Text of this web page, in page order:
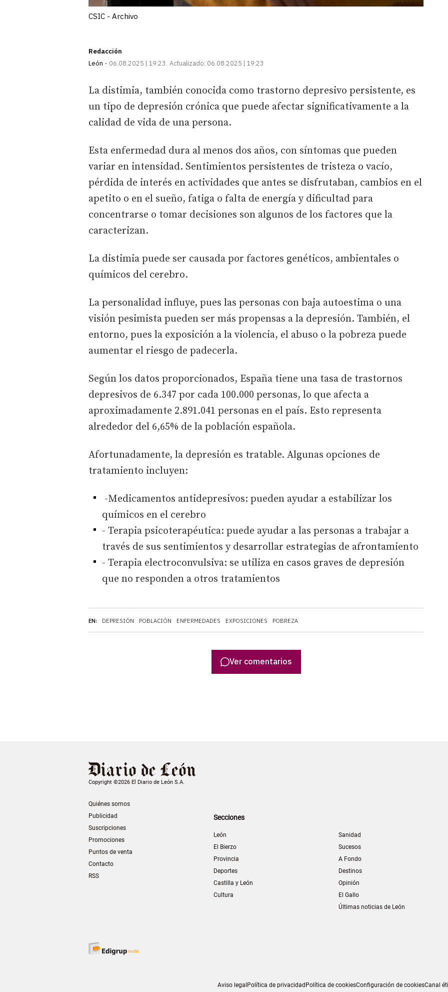
CSIC - Archivo
Redacción
León
06.08.2025 | 19:23 Actualizado: 06.08.2025 | 19:23
EN: DEPRESIÓN POBLACIÓN ENFERMEDADES EXPOSICIONES POBREZA
La distimia, también conocida como trastorno depresivo persistente, es
un tipo de depresión crónica que puede afectar significativamente a la
calidad de vida de una persona.
Esta enfermedad dura al menos dos años, con síntomas que pueden
variar en intensidad. Sentimientos persistentes de tristeza o vacío,
pérdida de interés en actividades que antes se disfrutaban, cambios en el
apetito o en el sueño, fatiga o falta de energía y dificultad para
concentrarse o tomar decisiones son algunos de los factores que la
caracterizan.
La distimia puede ser causada por factores genéticos, ambientales o
químicos del cerebro.
La personalidad influye, pues las personas con baja autoestima o una
visión pesimista pueden ser más propensas a la depresión. También, el
entorno, pues la exposición a la violencia, el abuso o la pobreza puede
aumentar el riesgo de padecerla.
Según los datos proporcionados, España tiene una tasa de trastornos
depresivos de 6.347 por cada 100.000 personas, lo que afecta a
aproximadamente 2.891.041 personas en el país. Esto representa
alrededor del 6,65% de la población española.
Afortunadamente, la depresión es tratable. Algunas opciones de
tratamiento incluyen:
-Medicamentos antidepresivos: pueden ayudar a estabilizar los
químicos en el cerebro
- Terapia psicoterapéutica: puede ayudar a las personas a trabajar a
través de sus sentimientos y desarrollar estrategias de afrontamiento
- Terapia electroconvulsiva: se utiliza en casos graves de depresión
que no responden a otros tratamientos
Ver comentarios
Copyright ©2026 El Diario de León S.A.
Quiénes somos
Publicidad
Suscripciones
Promociones
Puntos de venta
Contacto
RSS
Secciones
León
El Bierzo
Provincia
Deportes
Castilla y León
Cultura
Sanidad
Sucesos
A Fondo
Destinos
Opinión
El Gallo
Últimas noticias de León
Aviso legalPolítica de privacidadPolítica de cookiesConfiguración de cookiesCanal